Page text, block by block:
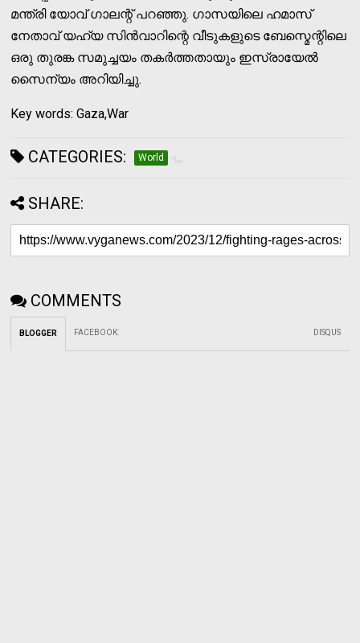
മന്ത്രി യോവ് ഗാലന്റ് പറഞ്ഞു. ഗാസയിലെ ഹമാസ്
നേതാവ് യഹ്യ സിന്‍വാറിന്റെ വീടുകളുടെ ബേസ്മെന്റിലെ
ഒരു തുരങ്ക സമുച്ചയം തകര്‍ത്തതായും ഇസ്രായേല്‍
സൈന്യം അറിയിച്ചു.
Key words: Gaza,War
CATEGORIES: World
SHARE:
COMMENTS
BLOGGER FACEBOOK: DISQUS